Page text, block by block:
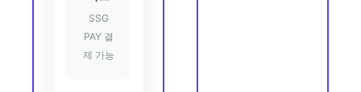
SSG
PAY 결
제 가능